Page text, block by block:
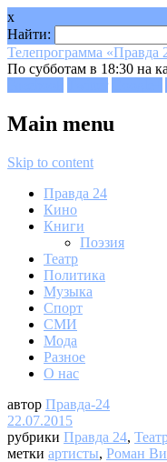
x
Найти:
Телепрограмма «Правда
По субботам в 18:30 на
Main menu
Skip to content
Правда 24
Кино
Книги
Поэзия
Театр
Политика
Музыка
Спорт
СМИ
Мода
Разное
О нас
автор Правда-24
22.07.2015
рубрики Правда 24,
метки артисты, Роман